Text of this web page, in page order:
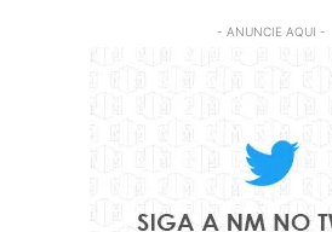
- ANUNCIE AQUI -